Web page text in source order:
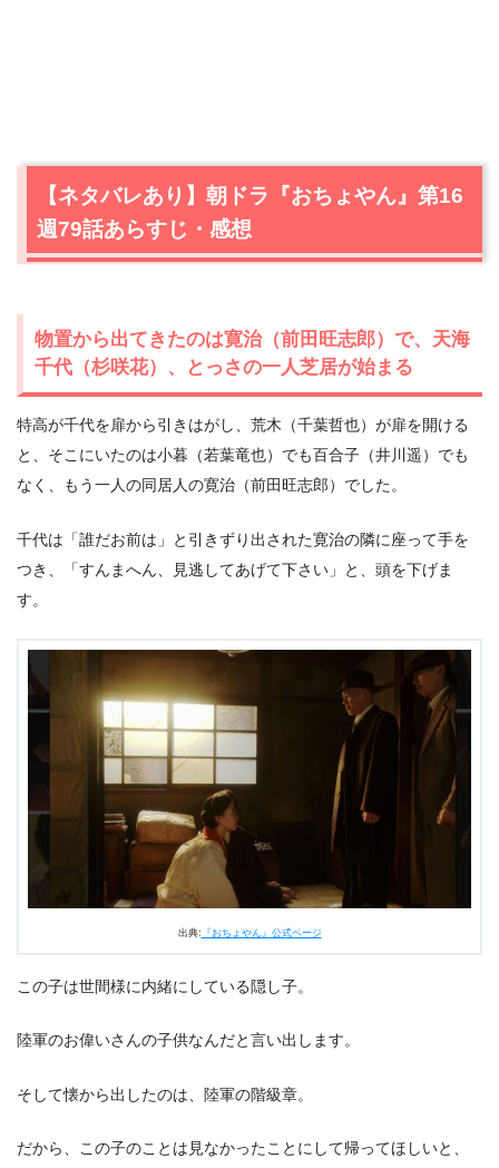
【ネタバレあり】朝ドラ『おちょやん』第16
週79話あらすじ・感想
物置から出てきたのは寛治（前田旺志郎）で、天海
千代（杉咲花）、とっさの一人芝居が始まる
特高が千代を扉から引きはがし、荒木（千葉哲也）が扉を開ける
と、そこにいたのは小暮（若葉竜也）でも百合子（井川遥）でも
なく、もう一人の同居人の寛治（前田旺志郎）でした。
千代は「誰だお前は」と引きずり出された寛治の隣に座って手を
つき、「すんまへん、見逃してあげて下さい」と、頭を下げま
す。
出典: 『おちょやん』公式ページ
この子は世間様に内緒にしている隠し子。
陸軍のお偉いさんの子供なんだと言い出します。
そして懐から出したのは、陸軍の階級章。
だから、この子のことは見なかったことにして帰ってほしいと、